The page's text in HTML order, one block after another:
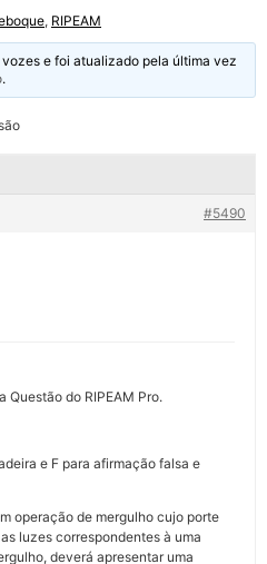
, RIPEAM
e foi atualizado pela última vez
.
#5490
Questão do RIPEAM Pro.
e F para afirmação falsa e
operação de mergulho cujo porte
luzes correspondentes à uma
deverá apresentar uma